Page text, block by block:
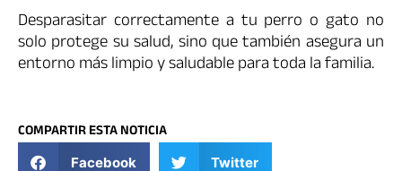
Desparasitar correctamente a tu perro o gato no
solo protege su salud, sino que también asegura un
entorno más limpio y saludable para toda la familia.
COMPARTIR ESTA NOTICIA
Facebook Twitter